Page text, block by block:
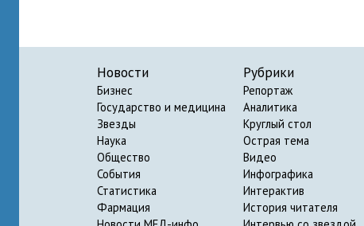
Новости
Бизнес
Государство и медицина
Звезды
Наука
Общество
События
Статистика
Фармация
Рубрики
Репортаж
Аналитика
Круглый стол
Острая тема
Видео
Инфографика
Интерактив
История читателя